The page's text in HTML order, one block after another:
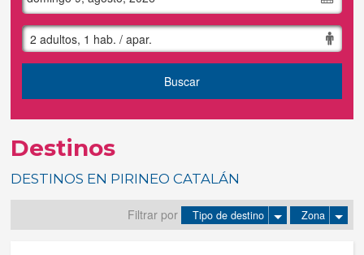
Contacto
Tus reservas
Inicia sessión
2 adultos, 1 hab. / apar.
Buscar
Destinos
DESTINOS EN PIRINEO CATALÁN
Filtrar por Tipo de destino Zona